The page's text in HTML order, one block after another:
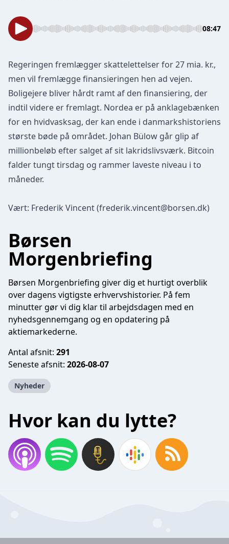
08:47
Regeringen fremlægger skattelettelser for 27 mia. kr.,
men vil fremlægge finansieringen hen ad vejen.
Boligejere bliver hårdt ramt af den finansiering, der
indtil videre er fremlagt. Nordea er på anklagebænken
for en hvidvasksag, der kan ende i danmarkshistoriens
største bøde på området. Johan Bülow går glip af
millionbeløb efter salget af sit lakridslivsværk. Bitcoin
falder tungt tirsdag og rammer laveste niveau i to
måneder.
Vært: Frederik Vincent (frederik.vincent@borsen.dk)
Børsen
Morgenbriefing
Børsen Morgenbriefing giver dig et hurtigt overblik
over dagens vigtigste erhvervshistorier. På fem
minutter gør vi dig klar til arbejdsdagen med en
nyhedsgennemgang og en opdatering på
aktiemarkederne.
Antal afsnit: 291
Seneste afsnit: 2026-08-07
Nyheder
Hvor kan du lytte?